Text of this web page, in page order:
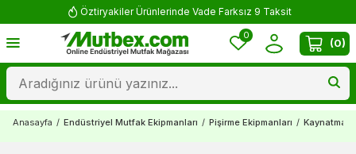
Yorum Yap 500 TL Kazan!
0
(0)
Anasayfa / Endüstriyel Mutfak Ekipmanları / Pişirme Ekipmanları / Kaynatma